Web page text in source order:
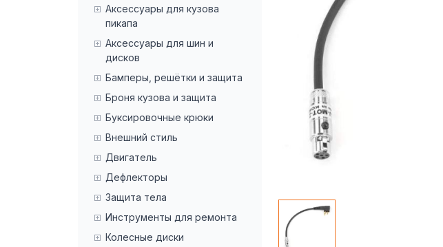
Аксессуары для кузова
пикапа
Аксессуары для шин и
дисков
Бамперы, решётки и защита
Броня кузова и защита
Буксировочные крюки
Внешний стиль
Двигатель
Дефлекторы
Защита тела
Инструменты для ремонта
Колесные диски